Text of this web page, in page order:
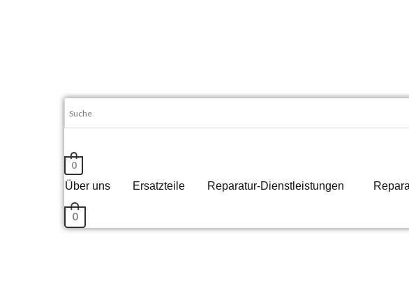
0
Über uns Ersatzteile Reparatur-Dienstleistungen
0